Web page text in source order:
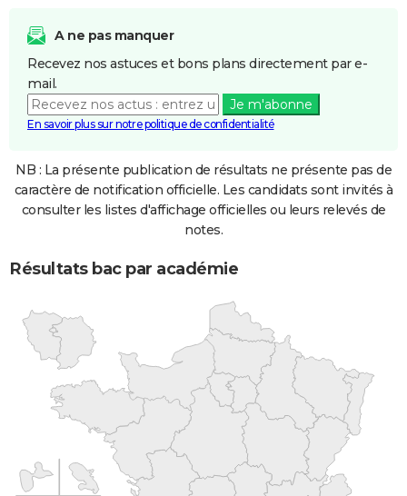
A ne pas manquer
Recevez nos astuces et bons plans directement par e-
mail.
Je m'abonne
En savoir plus sur notre politique de confidentialité
NB : La présente publication de résultats ne présente pas de
caractère de notification officielle. Les candidats sont invités à
consulter les listes d'affichage officielles ou leurs relevés de
notes.
Résultats bac par académie